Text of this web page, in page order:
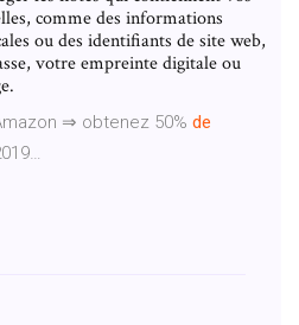
comme des informations
ou des identifiants de site web,
votre empreinte digitale ou
⇒ obtenez 50% de